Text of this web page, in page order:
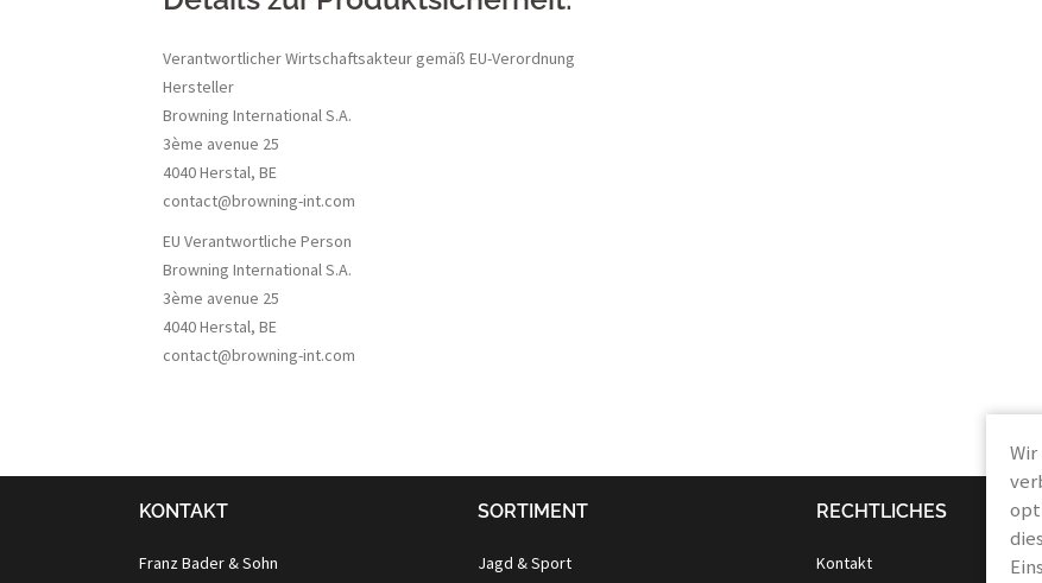
Verantwortlicher Wirtschaftsakteur gemäß EU-Verordnung
Hersteller
Browning International S.A.
3ème avenue 25
4040 Herstal, BE
contact@browning-int.com
EU Verantwortliche Person
Browning International S.A.
3ème avenue 25
4040 Herstal, BE
contact@browning-int.com
KONTAKT
Franz Bader & Sohn
SORTIMENT
Jagd & Sport
RECHTLICHES
Kontakt